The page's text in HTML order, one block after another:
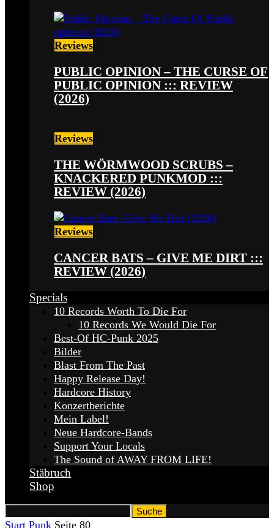
Reviews
PUBLIC OPINION – THE CURSE OF
PUBLIC OPINION ::: REVIEW
(2026)
Reviews
THE WÖRMWOOD SCRUBS –
KNACKERED PUNKMOD :::
REVIEW (2026)
Reviews
CANCER BATS – GIVE ME DIRT :::
REVIEW (2026)
Specials
10 Records Worth To Die For
10 Records We Would Die For
Best-Of HC-Punk 2025
Bilder
Blast From The Past
Happy Release Day!
Hardcore History
Konzertberichte
Mein Label!
Neue Hardcore-Bands
Support Your Locals
The Sound of AWAY FROM LIFE!
Stäbruch
Shop
Start Punk Seite 80